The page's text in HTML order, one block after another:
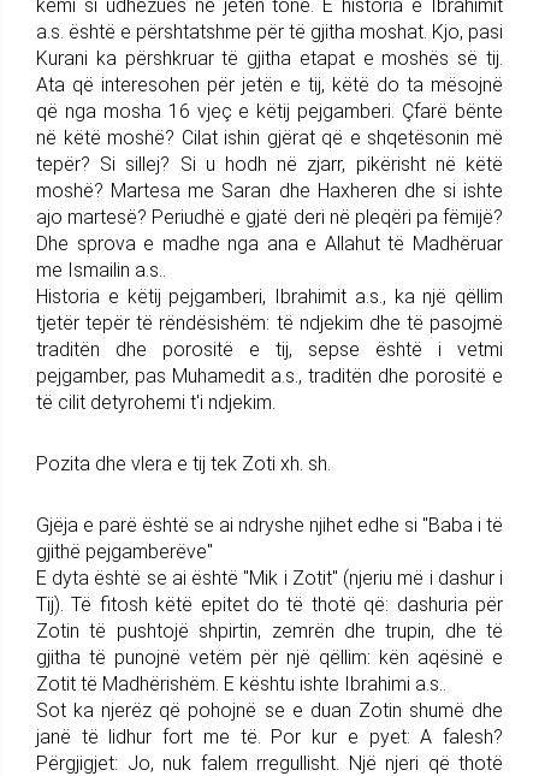
kemi si udhëzues në jetën tonë. E historia e Ibrahimit
a.s. është e përshtatshme për të gjitha moshat. Kjo, pasi
Kurani ka përshkruar të gjitha etapat e moshës së tij.
Ata që interesohen për jetën e tij, këtë do ta mësojnë
që nga mosha 16 vjeç e këtij pejgamberi. Çfarë bënte
në këtë moshë? Cilat ishin gjërat që e shqetësonin më
tepër? Si sillej? Si u hodh në zjarr, pikërisht në këtë
moshë? Martesa me Saran dhe Haxheren dhe si ishte
ajo martesë? Periudhë e gjatë deri në pleqëri pa fëmijë?
Dhe sprova e madhe nga ana e Allahut të Madhëruar
me Ismailin a.s..
Historia e këtij pejgamberi, Ibrahimit a.s., ka një qëllim
tjetër tepër të rëndësishëm: të ndjekim dhe të pasojmë
traditën dhe porositë e tij, sepse është i vetmi
pejgamber, pas Muhamedit a.s., traditën dhe porositë e
të cilit detyrohemi t'i ndjekim.
Pozita dhe vlera e tij tek Zoti xh. sh.
Gjëja e parë është se ai ndryshe njihet edhe si "Baba i të
gjithë pejgamberëve"
E dyta është se ai është "Mik i Zotit" (njeriu më i dashur i
Tij). Të fitosh këtë epitet do të thotë që: dashuria për
Zotin të pushtojë shpirtin, zemrën dhe trupin, dhe të
gjitha të punojnë vetëm për një qëllim: kën aqësinë e
Zotit të Madhërishëm. E kështu ishte Ibrahimi a.s..
Sot ka njerëz që pohojnë se e duan Zotin shumë dhe
janë të lidhur fort me të. Por kur e pyet: A falesh?
Përgjigjet: Jo, nuk falem rregullisht. Një njeri që thotë